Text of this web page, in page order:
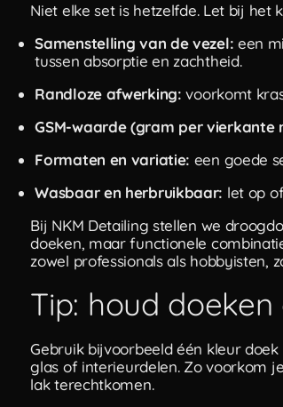
Niet elke set is hetzelfde. Let bij het
Samenstelling van de vezel: een
tussen absorptie en zachtheid.
Randloze afwerking: voorkomt
GSM-waarde (gram per vierkante
Formaten en variatie: een goede
Wasbaar en herbruikbaar: let op
Bij NKM Detailing stellen we
doeken, maar functionele
zowel professionals als hobbyisten,
Tip: houd
Gebruik bijvoorbeeld één kleur
glas of interieurdelen. Zo voorkom
lak terechtkomen.